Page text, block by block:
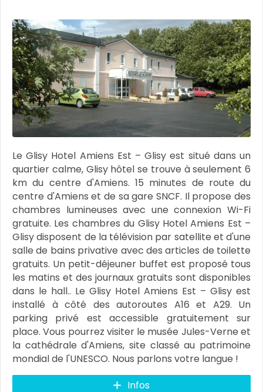
Le Glisy Hotel Amiens Est – Glisy est situé dans un
quartier calme, Glisy hôtel se trouve à seulement 6
km du centre d'Amiens. 15 minutes de route du
centre d'Amiens et de sa gare SNCF. Il propose des
chambres lumineuses avec une connexion Wi-Fi
gratuite. Les chambres du Glisy Hotel Amiens Est –
Glisy disposent de la télévision par satellite et d'une
salle de bains privative avec des articles de toilette
gratuits. Un petit-déjeuner buffet est proposé tous
les matins et des journaux gratuits sont disponibles
dans le hall.. Le Glisy Hotel Amiens Est – Glisy est
installé à côté des autoroutes A16 et A29. Un
parking privé est accessible gratuitement sur
place. Vous pourrez visiter le musée Jules-Verne et
la cathédrale d'Amiens, site classé au patrimoine
mondial de l'UNESCO. Nous parlons votre langue !
Infos